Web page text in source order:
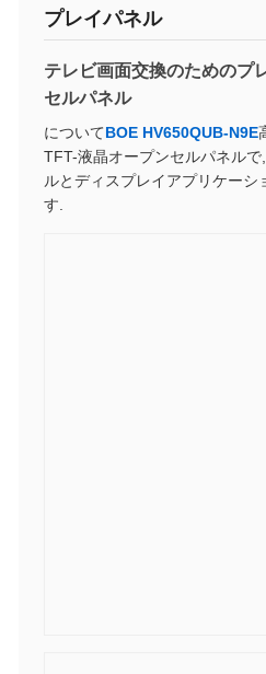
プレイパネル
テレビ画面交換のためのプ
セルパネル
についてBOE HV650QUB-N9E
TFT-液晶オープンセルパネル
ルとディスプレイアプリケーシ
す.